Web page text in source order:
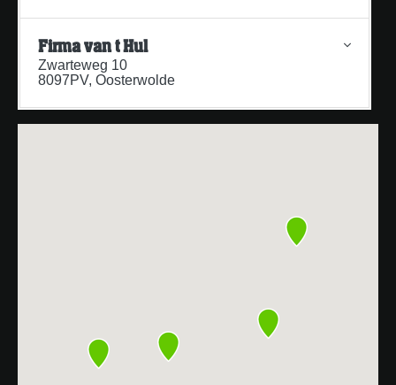
Firma van t Hul
Zwarteweg 10
8097PV, Oosterwolde